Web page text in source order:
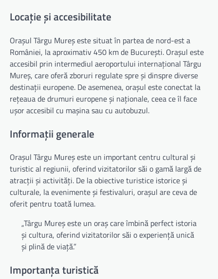
Locație și accesibilitate
Orașul Târgu Mureș este situat în partea de nord-est a
României, la aproximativ 450 km de București. Orașul este
accesibil prin intermediul aeroportului internațional Târgu
Mureș, care oferă zboruri regulate spre și dinspre diverse
destinații europene. De asemenea, orașul este conectat la
rețeaua de drumuri europene și naționale, ceea ce îl face
ușor accesibil cu mașina sau cu autobuzul.
Informații generale
Orașul Târgu Mureș este un important centru cultural și
turistic al regiunii, oferind vizitatorilor săi o gamă largă de
atracții și activități. De la obiective turistice istorice și
culturale, la evenimente și festivaluri, orașul are ceva de
oferit pentru toată lumea.
„Târgu Mureș este un oraș care îmbină perfect istoria
și cultura, oferind vizitatorilor săi o experiență unică
și plină de viață.”
Importanța turistică